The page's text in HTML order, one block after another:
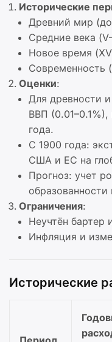
Исторические
Древний мир
Средние века
Новое время
Современность
Оценки:
Для древности
ВВП
года.
С 1900 года:
США и ЕС на
Прогноз: учет
образованности
Ограничения:
Неучтён бартер
Инфляция и
Исторические